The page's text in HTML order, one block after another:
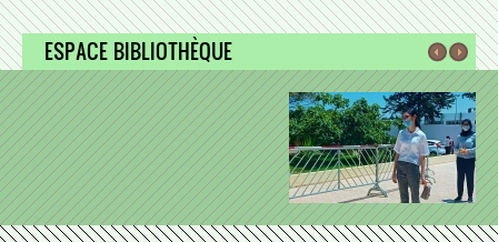
Recherche scientifique
Structures de Recherche
Laboratoire de Biotechnologie OraleProjets
Comité d'éthique
Coopération
BIBLIOTHÈQUE
ESPACE BIBLIOTHÈQUE